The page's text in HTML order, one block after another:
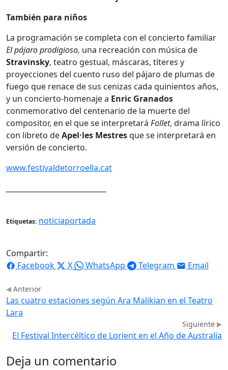
También para niños
La programación se completa con el concierto familiar
El pájaro prodigioso, una recreación con música de
Stravinsky, teatro gestual, máscaras, títeres y
proyecciones del cuento ruso del pájaro de plumas de
fuego que renace de sus cenizas cada quinientos años,
y un concierto-homenaje a Enric Granados
conmemorativo del centenario de la muerte del
compositor, en el que se interpretará Follet, drama lírico
con libreto deApel·les Mestresque se interpretará en
versión de concierto.
www.festivaldetorroella.cat
Etiquetas: noticiaportada
Compartir:
Facebook
X WhatsApp Telegram Email
Anterior
Las cuatro estaciones según Ara Malikian en el Teatro
Lara
Siguiente
El Festival Intercéltico de Lorient en el Año de Australia
Deja un comentario